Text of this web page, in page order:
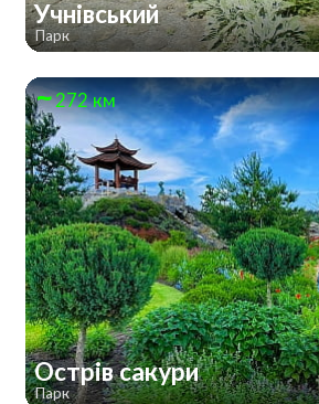
Учнівський
Парк
272 км
Острів сакури
Парк